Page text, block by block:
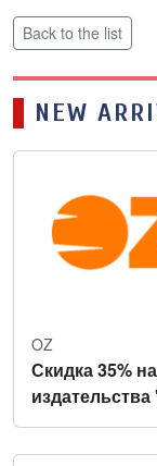
Back to the list
NEW
OZ
Скидка 35%